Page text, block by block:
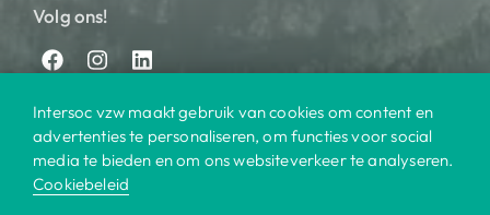
Volg ons!
Intersoc vzw maakt gebruik van cookies om content en
advertenties te personaliseren, om functies voor social
media te bieden en om ons websiteverkeer te analyseren.
Cookiebeleid